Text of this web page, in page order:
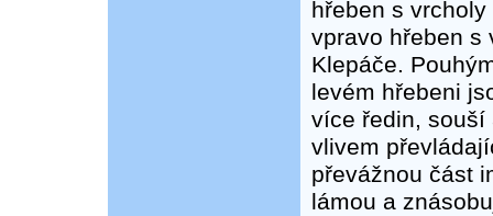
hřeben s
vpravo hřeben s
Klepáče.
levém hřebeni
více ředin, souší
vlivem
převážnou část
lámou a